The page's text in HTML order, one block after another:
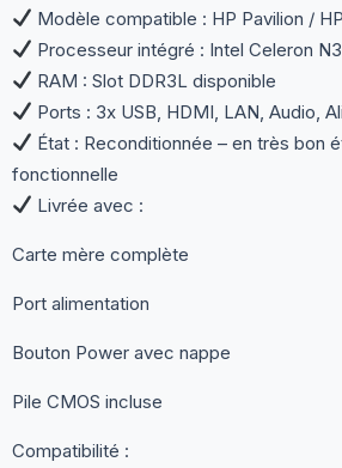
Modèle compatible : HP Pavilion /
Processeur intégré : Intel Celeron
RAM : Slot DDR3L disponible
Ports : 3x USB, HDMI, LAN, Audio,
État : Reconditionnée – en très bon
fonctionnelle
Livrée avec :
Carte mère complète
Port alimentation
Bouton Power avec nappe
Pile CMOS incluse
Compatibilité :